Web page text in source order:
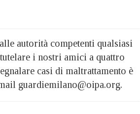
autorità competenti qualsiasi
i nostri amici a quattro
casi di maltrattamento è
guardiemilano@oipa.org.